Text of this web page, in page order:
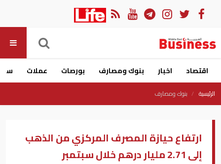
اقتصاد اخبار بنوك ومصارف بورصات عملات
الرئيسية بنوك ومصارف
ارتفاع حيازة المصرف المركزي من الذهب
إلى 2.71 مليار درهم خلال سبتمبر